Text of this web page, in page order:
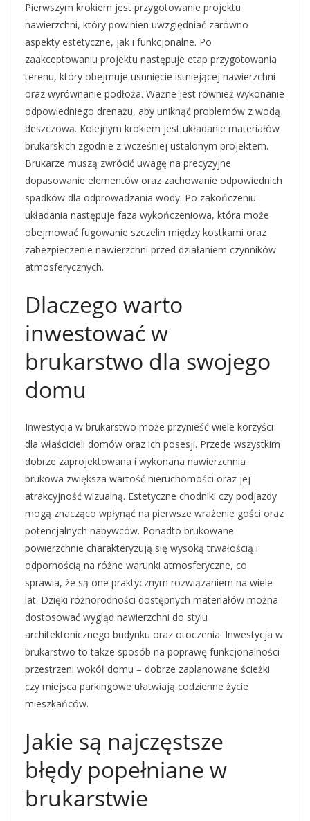
Pierwszym krokiem jest przygotowanie projektu
nawierzchni, który powinien uwzględniać zarówno
aspekty estetyczne, jak i funkcjonalne. Po
zaakceptowaniu projektu następuje etap przygotowania
terenu, który obejmuje usunięcie istniejącej nawierzchni
oraz wyrównanie podłoża. Ważne jest również wykonanie
odpowiedniego drenażu, aby uniknąć problemów z wodą
deszczową. Kolejnym krokiem jest układanie materiałów
brukarskich zgodnie z wcześniej ustalonym projektem.
Brukarze muszą zwrócić uwagę na precyzyjne
dopasowanie elementów oraz zachowanie odpowiednich
spadków dla odprowadzania wody. Po zakończeniu
układania następuje faza wykończeniowa, która może
obejmować fugowanie szczelin między kostkami oraz
zabezpieczenie nawierzchni przed działaniem czynników
atmosferycznych.
Dlaczego warto
inwestować w
brukarstwo dla swojego
domu
Inwestycja w brukarstwo może przynieść wiele korzyści
dla właścicieli domów oraz ich posesji. Przede wszystkim
dobrze zaprojektowana i wykonana nawierzchnia
brukowa zwiększa wartość nieruchomości oraz jej
atrakcyjność wizualną. Estetyczne chodniki czy podjazdy
mogą znacząco wpłynąć na pierwsze wrażenie gości oraz
potencjalnych nabywców. Ponadto brukowane
powierzchnie charakteryzują się wysoką trwałością i
odpornością na różne warunki atmosferyczne, co
sprawia, że są one praktycznym rozwiązaniem na wiele
lat. Dzięki różnorodności dostępnych materiałów można
dostosować wygląd nawierzchni do stylu
architektonicznego budynku oraz otoczenia. Inwestycja w
brukarstwo to także sposób na poprawę funkcjonalności
przestrzeni wokół domu – dobrze zaplanowane ścieżki
czy miejsca parkingowe ułatwiają codzienne życie
mieszkańców.
Jakie są najczęstsze
błędy popełniane w
brukarstwie